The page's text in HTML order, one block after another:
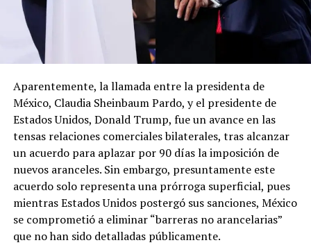
Aparentemente, la llamada entre la presidenta de
México, Claudia Sheinbaum Pardo, y el presidente de
Estados Unidos, Donald Trump, fue un avance en las
tensas relaciones comerciales bilaterales, tras alcanzar
un acuerdo para aplazar por 90 días la imposición de
nuevos aranceles. Sin embargo, presuntamente este
acuerdo solo representa una prórroga superficial, pues
mientras Estados Unidos postergó sus sanciones, México
se comprometió a eliminar “barreras no arancelarias”
que no han sido detalladas públicamente.